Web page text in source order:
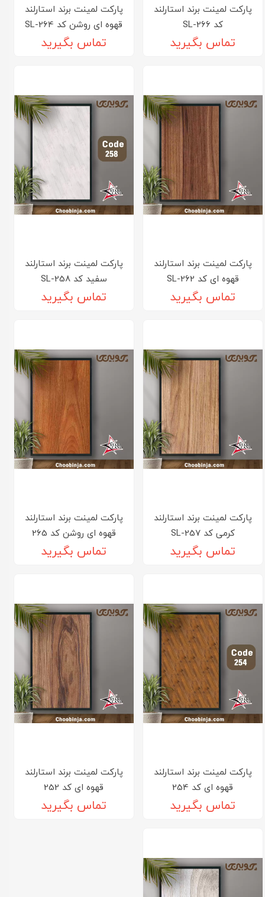
پارکت لمینت برند استارلند
کد SL-266
تماس بگیرید
پارکت لمینت برند استارلند
قهوه ای روشن کد SL-264
تماس بگیرید
پارکت لمینت برند استارلند
قهوه ای کد SL-262
تماس بگیرید
پارکت لمینت برند استارلند
سفید کد SL-258
تماس بگیرید
پارکت لمینت برند استارلند
کرمی کد SL-257
تماس بگیرید
پارکت لمینت برند استارلند
قهوه ای روشن کد 265
تماس بگیرید
پارکت لمینت برند استارلند
قهوه ای کد 254
تماس بگیرید
پارکت لمینت برند استارلند
قهوه ای کد 252
تماس بگیرید